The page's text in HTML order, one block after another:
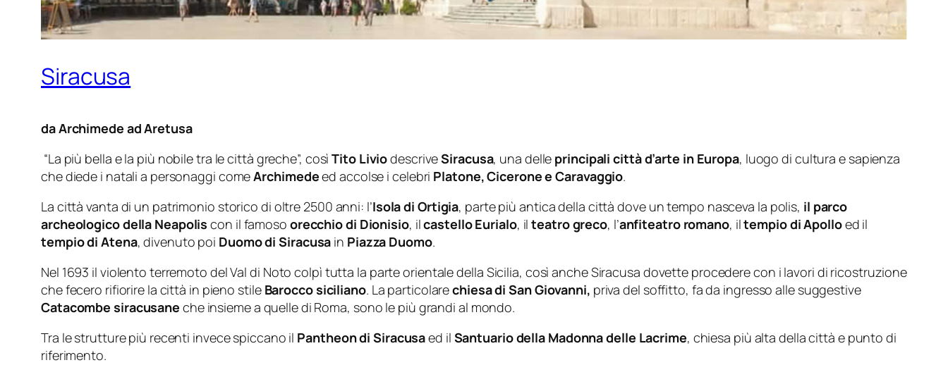
Siracusa
da Archimede ad Aretusa
“La più bella e la più nobile tra le città greche”, cosìTito LiviodescriveSiracusa, una delle principali città d’arte in Europa, luogo di cultura e sapienza
che diede i natali a personaggi comeArchimedeed accolse i celebri Platone,Cicerone e Caravaggio.
La città vanta di un patrimonio storico di oltre 2500 anni: l’Isola di Ortigia, parte più antica della città dove un tempo nasceva la polis, il parco
archeologico della Neapolis con il famoso orecchio di Dionisio, ilcastello Eurialo, ilteatro greco, l’anfiteatro romano, iltempio di Apolloed il
tempio di Atena, divenuto poi Duomo di Siracusa in Piazza Duomo.
Nel 1693 il violento terremoto del Val di Noto colpì tutta la parte orientale della Sicilia, così anche Siracusa dovette procedere con i lavori di ricostruzione
che fecero rifiorire la città in pieno stile Barocco siciliano. La particolarechiesa di San Giovanni, priva del soffitto, fa da ingresso alle suggestive
Catacombe siracusane che insieme a quelle di Roma, sono le più grandi al mondo.
Tra le strutture più recenti invece spiccano il Pantheon di Siracusaed il Santuario della Madonna delle Lacrime, chiesa più alta della città e punto di
riferimento.